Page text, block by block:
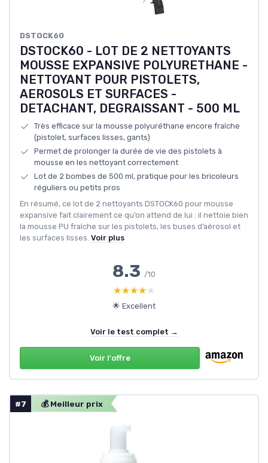
DSTOCK60
DSTOCK60 - LOT DE 2 NETTOYANTS
MOUSSE EXPANSIVE POLYURETHANE -
NETTOYANT POUR PISTOLETS,
AEROSOLS ET SURFACES -
DETACHANT, DEGRAISSANT - 500 ML
Très efficace sur la mousse polyuréthane encore fraîche
(pistolet, surfaces lisses, gants)
Permet de prolonger la durée de vie des pistolets à
mousse en les nettoyant correctement
Lot de 2 bombes de 500 ml, pratique pour les bricoleurs
réguliers ou petits pros
En résumé, ce lot de 2 nettoyants DSTOCK60 pour mousse
expansive fait clairement ce qu’on attend de lui : il nettoie bien
la mousse PU fraîche sur les pistolets, les buses d’aérosol et
les surfaces lisses. Voir plus
8.3 /10
★★★★★
★★★★★
🌟 Excellent
Voir le test complet →
Voir l'offre
#7 💰 Meilleur prix